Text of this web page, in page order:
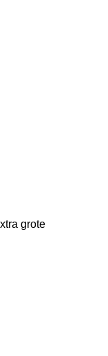
grote